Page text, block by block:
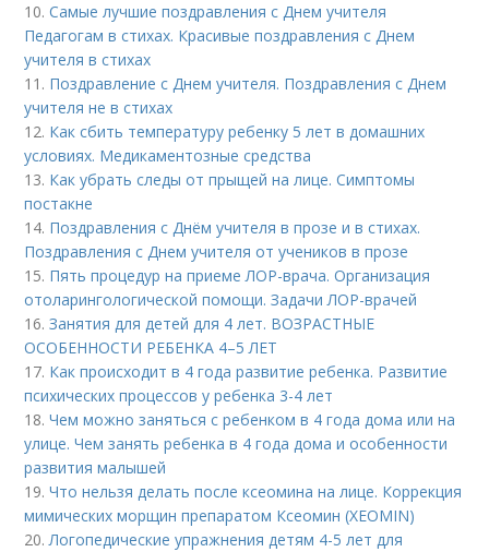
10.Самые лучшие поздравления с Днем учителя
Педагогам в стихах. Красивые поздравления с Днем
учителя в стихах
11. Поздравление с Днем учителя. Поздравления с Днем
учителя не в стихах
12. Как сбить температуру ребенку 5 лет в домашних
условиях. Медикаментозные средства
13. Как убрать следы от прыщей на лице. Симптомы
постакне
14. Поздравления с Днём учителя в прозе и в стихах.
Поздравления с Днем учителя от учеников в прозе
15. Пять процедур на приеме ЛОР-врача. Организация
отоларингологической помощи. Задачи ЛОР-врачей
16.Занятия для детей для 4 лет. ВОЗРАСТНЫЕ
ОСОБЕННОСТИ РЕБЕНКА 4–5 ЛЕТ
17. Как происходит в 4 года развитие ребенка. Развитие
психических процессов у ребенка 3-4 лет
18.Чем можно заняться с ребенком в 4 года дома или на
улице. Чем занять ребенка в 4 года дома и особенности
развития малышей
19.Что нельзя делать после ксеомина на лице. Коррекция
мимических морщин препаратом Ксеомин (XEOMIN)
20.Логопедические упражнения детям 4-5 лет для